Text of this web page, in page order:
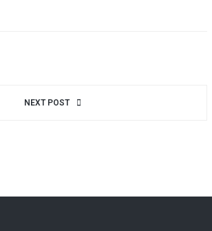
NEXT POST